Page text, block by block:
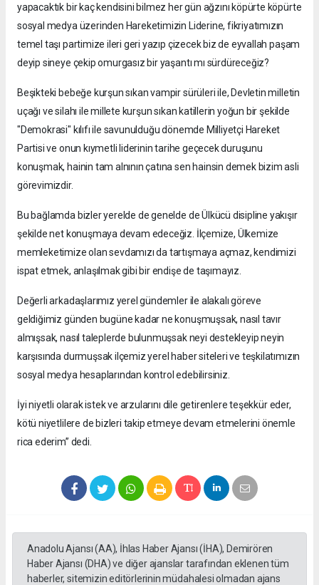
yapacaktık bir kaç kendisini bilmez her gün ağzını köpürte köpürte
sosyal medya üzerinden Hareketimizin Liderine, fikriyatımızın
temel taşı partimize ileri geri yazıp çizecek biz de eyvallah paşam
deyip sineye çekip omurgasız bir yaşantı mı sürdüreceğiz?
Beşikteki bebeğe kurşun sıkan vampir sürüleri ile, Devletin milletin
uçağı ve silahı ile millete kurşun sıkan katillerin yoğun bir şekilde
"Demokrasi" kılıfı ile savunulduğu dönemde Milliyetçi Hareket
Partisi ve onun kıymetli liderinin tarihe geçecek duruşunu
konuşmak, hainin tam alnının çatına sen hainsin demek bizim asli
görevimizdir.
Bu bağlamda bizler yerelde de genelde de Ülkücü disipline yakışır
şekilde net konuşmaya devam edeceğiz. İlçemize, Ülkemize
memleketimize olan sevdamızı da tartışmaya açmaz, kendimizi
ispat etmek, anlaşılmak gibi bir endişe de taşımayız.
Değerli arkadaşlarımız yerel gündemler ile alakalı göreve
geldiğimiz günden bugüne kadar ne konuşmuşsak, nasıl tavır
almışsak, nasıl taleplerde bulunmuşsak neyi destekleyip neyin
karşısında durmuşsak ilçemiz yerel haber siteleri ve teşkilatımızın
sosyal medya hesaplarından kontrol edebilirsiniz.
İyi niyetli olarak istek ve arzularını dile getirenlere teşekkür eder,
kötü niyetlilere de bizleri takip etmeye devam etmelerini önemle
rica ederim” dedi.
Anadolu Ajansı (AA), İhlas Haber Ajansı (İHA), Demirören
Haber Ajansı (DHA) ve diğer ajanslar tarafından eklenen tüm
haberler, sitemizin editörlerinin müdahalesi olmadan ajans